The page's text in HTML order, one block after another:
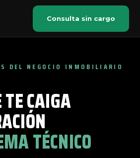
Consulta sin cargo
DEL NEGOCIO INMOBILIARIO
TE CAIGA
TÉCNICO